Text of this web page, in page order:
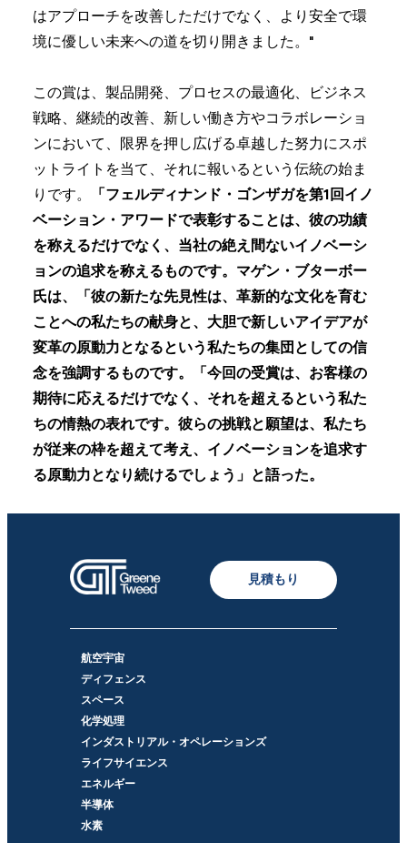
はアプローチを改善しただけでなく、より安全で環
境に優しい未来への道を切り開きました。"
この賞は、製品開発、プロセスの最適化、ビジネス
戦略、継続的改善、新しい働き方やコラボレーショ
ンにおいて、限界を押し広げる卓越した努力にスポ
ットライトを当て、それに報いるという伝統の始ま
りです。
「フェルディナンド・ゴンザガを第1回イノ
ベーション・アワードで表彰することは、彼の功績
を称えるだけでなく、当社の絶え間ないイノベーシ
ョンの追求を称えるものです。マゲン・ブターボー
氏は、「彼の新たな先見性は、革新的な文化を育む
ことへの私たちの献身と、大胆で新しいアイデアが
変革の原動力となるという私たちの集団としての信
念を強調するものです。「今回の受賞は、お客様の
期待に応えるだけでなく、それを超えるという私た
ちの情熱の表れです。彼らの挑戦と願望は、私たち
が従来の枠を超えて考え、イノベーションを追求す
る原動力となり続けるでしょう」と語った。
見積もり
航空宇宙
ディフェンス
スペース
化学処理
インダストリアル・オペレーションズ
ライフサイエンス
エネルギー
半導体
水素